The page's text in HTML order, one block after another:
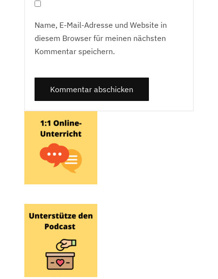
Name, E-Mail-Adresse und Website in
diesem Browser für meinen nächsten
Kommentar speichern.